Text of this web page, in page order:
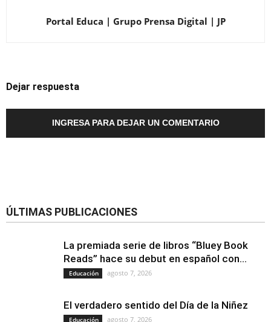
Portal Educa | Grupo Prensa Digital | JP
Dejar respuesta
INGRESA PARA DEJAR UN COMENTARIO
ÚLTIMAS PUBLICACIONES
La premiada serie de libros “Bluey Book
Reads” hace su debut en español con...
Educación agosto 7, 2026
El verdadero sentido del Día de la Niñez
Educación agosto 7, 2026